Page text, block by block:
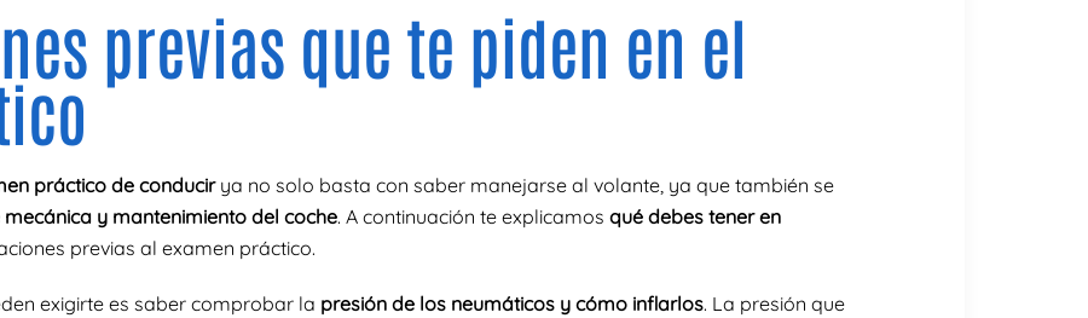
previas que te piden en el
práctico de conducirya no solo basta con saber manejarse al volante, ya que también se
y mantenimiento del coche. A continuación te explicamos qué debes tener en
previas al examen práctico.
exigirte es saber comprobar la presión de los neumáticos y cómo inflarlos. La presión que